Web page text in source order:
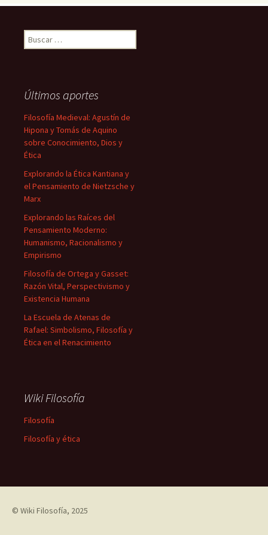
Buscar:
Últimos aportes
Filosofía Medieval: Agustín de
Hipona y Tomás de Aquino
sobre Conocimiento, Dios y
Ética
Explorando la Ética Kantiana y
el Pensamiento de Nietzsche y
Marx
Explorando las Raíces del
Pensamiento Moderno:
Humanismo, Racionalismo y
Empirismo
Filosofía de Ortega y Gasset:
Razón Vital, Perspectivismo y
Existencia Humana
La Escuela de Atenas de
Rafael: Simbolismo, Filosofía y
Ética en el Renacimiento
Wiki Filosofía
Filosofía
Filosofía y ética
© Wiki Filosofía, 2025